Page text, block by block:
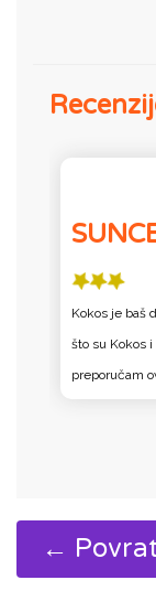
Kokos je baš
što su Kokos
preporučam
←